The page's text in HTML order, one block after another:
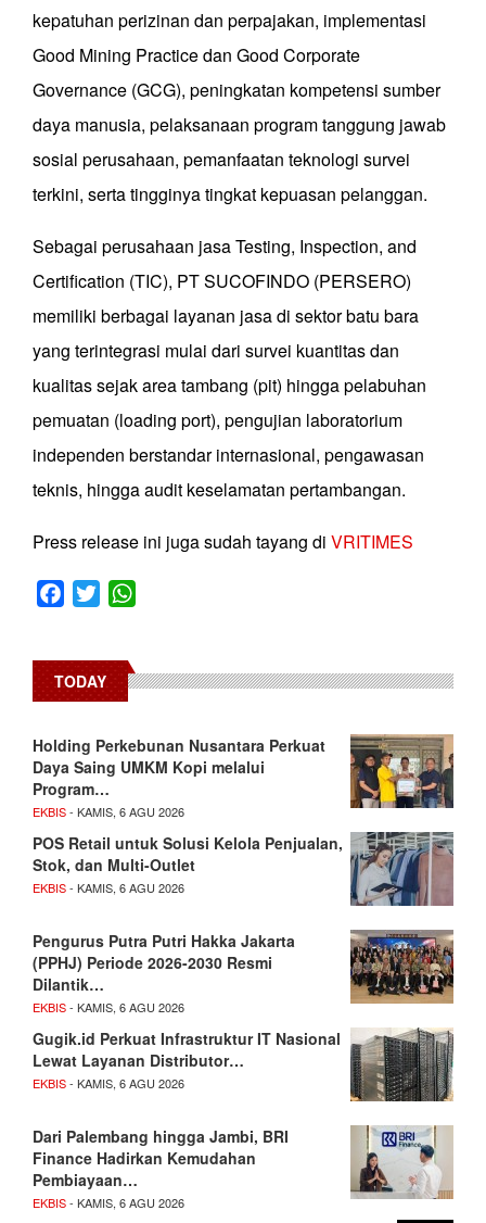
kepatuhan perizinan dan perpajakan, implementasi
Good Mining Practice dan Good Corporate
Governance (GCG), peningkatan kompetensi sumber
daya manusia, pelaksanaan program tanggung jawab
sosial perusahaan, pemanfaatan teknologi survei
terkini, serta tingginya tingkat kepuasan pelanggan.
Sebagai perusahaan jasa Testing, Inspection, and
Certification (TIC), PT SUCOFINDO (PERSERO)
memiliki berbagai layanan jasa di sektor batu bara
yang terintegrasi mulai dari survei kuantitas dan
kualitas sejak area tambang (pit) hingga pelabuhan
pemuatan (loading port), pengujian laboratorium
independen berstandar internasional, pengawasan
teknis, hingga audit keselamatan pertambangan.
Press release ini juga sudah tayang di VRITIMES
Facebook
Twitter
TODAY
Holding Perkebunan Nusantara Perkuat
Daya Saing UMKM Kopi melalui
Program…
EKBIS- KAMIS, 6 AGU 2026
POS Retail untuk Solusi Kelola Penjualan,
Stok, dan Multi-Outlet
EKBIS- KAMIS, 6 AGU 2026
Pengurus Putra Putri Hakka Jakarta
(PPHJ) Periode 2026-2030 Resmi
Dilantik…
EKBIS- KAMIS, 6 AGU 2026
Gugik.id Perkuat Infrastruktur IT Nasional
Lewat Layanan Distributor…
EKBIS- KAMIS, 6 AGU 2026
Dari Palembang hingga Jambi, BRI
Finance Hadirkan Kemudahan
Pembiayaan…
EKBIS- KAMIS, 6 AGU 2026